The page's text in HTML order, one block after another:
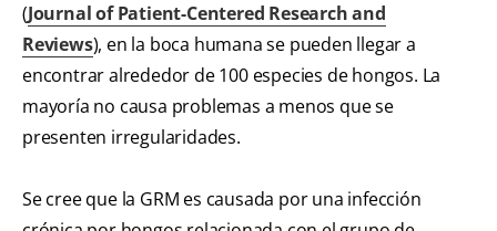
(Journal of Patient-Centered Research and
Reviews), en la boca humana se pueden llegar a
encontrar alrededor de 100 especies de hongos. La
mayoría no causa problemas a menos que se
presenten irregularidades.
Se cree que la GRM es causada por una infección